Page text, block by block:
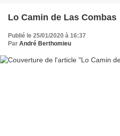
Lo Camin de Las Combas
Publié le 25/01/2020 à 16:37
Par André Berthomieu